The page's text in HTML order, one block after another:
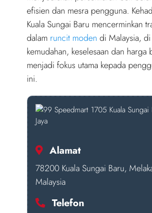
efisien dan mesra pengguna.
Kuala Sungai Baru mencerminkan
dalam runcit moden di Malaysia,
kemudahan, keselesaan dan harga
menjadi fokus utama kepada
ini.
Alamat
78200 Kuala Sungai Baru,
Malaysia
Telefon